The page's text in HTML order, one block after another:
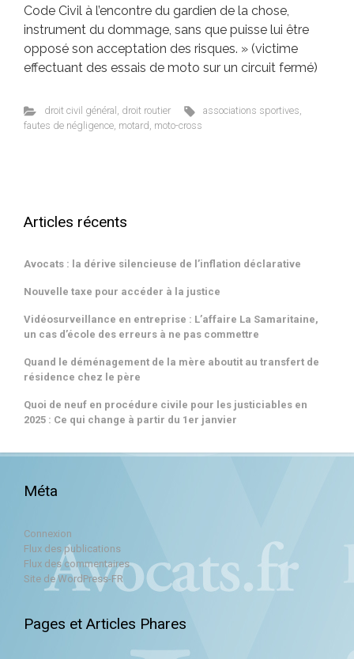
Code Civil à l’encontre du gardien de la chose,
instrument du dommage, sans que puisse lui être
opposé son acceptation des risques. » (victime
effectuant des essais de moto sur un circuit fermé)
droit civil général , droit routier associations sportives,
fautes de négligence, motard, moto-cross
Articles récents
Avocats : la dérive silencieuse de l’inflation déclarative
Nouvelle taxe pour accéder à la justice
Vidéosurveillance en entreprise : L’affaire La Samaritaine,
un cas d’école des erreurs à ne pas commettre
Quand le déménagement de la mère aboutit au transfert de
résidence chez le père
Quoi de neuf en procédure civile pour les justiciables en
2025 : Ce qui change à partir du 1er janvier
Méta
Connexion
Flux des publications
Flux des commentaires
Site de WordPress-FR
Pages et Articles Phares